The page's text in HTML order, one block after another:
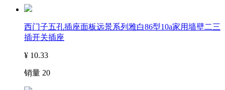
西门子五孔插座面板远景系列雅白86型10a家用墙壁二三
插开关插座
¥ 10.33
销量 20